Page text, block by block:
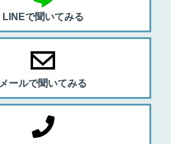
LINEで聞いてみる
メールで聞いてみる